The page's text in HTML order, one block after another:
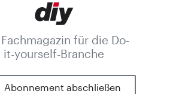
Fachmagazin für die Do-
it-yourself-Branche
Abonnement abschließen